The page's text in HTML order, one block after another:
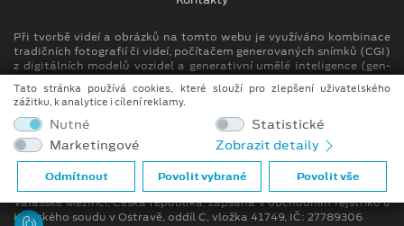
Při tvorbě videí a obrázků na tomto webu je využíváno kombinace
tradičních fotografií či videí, počítačem generovaných snímků (CGI)
z digitálních modelů vozidel a generativní umělé inteligence (gen-
AI).
Auto Kora top s.r.o.
M. Alše 780, Krásno nad Bečvou
757 01 Valašské Meziříčí
info.vm@autokora.cz
Společnost se sídlem M. Alše 780, Krásno nad Bečvou, 757 01
Valašské Meziříčí, Česká republika, zapsána v obchodním rejstříku u
Krajského soudu v Ostravě, oddíl C, vložka 41749, IČ: 27789306
Tato stránka používá cookies, které slouží pro zlepšení uživatelského
zážitku, k analytice i cílení reklamy.
Nutné
Statistické
Marketingové
Zobrazit detaily
Odmítnout Povolit vybrané Povolit vše